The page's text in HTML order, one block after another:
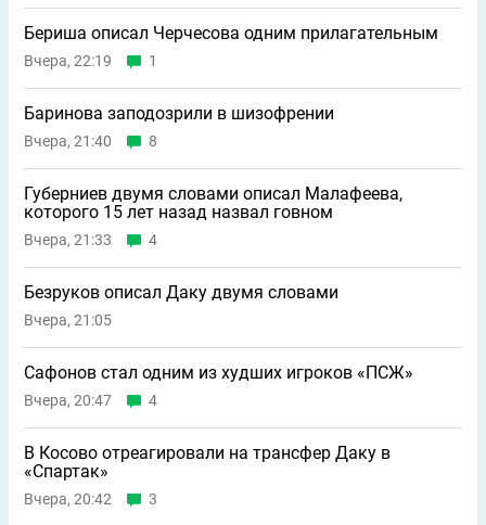
Бериша описал Черчесова одним прилагательным
Вчера, 22:19 1
Баринова заподозрили в шизофрении
Вчера, 21:40 8
Губерниев двумя словами описал Малафеева,
которого 15 лет назад назвал говном
Вчера, 21:33 4
Безруков описал Даку двумя словами
Вчера, 21:05
Сафонов стал одним из худших игроков «ПСЖ»
Вчера, 20:47 4
В Косово отреагировали на трансфер Даку в
«Спартак»
Вчера, 20:42 3